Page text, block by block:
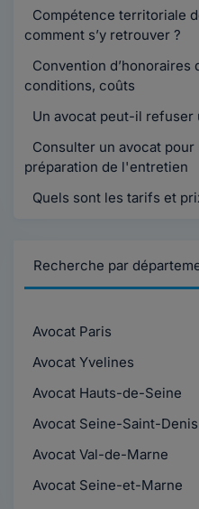
Compétence territoriale
comment s’y retrouver ?
Convention d’honoraires
conditions, coûts
Un avocat peut-il refuser
Consulter un avocat
préparation de l'entretien
Quels sont les tarifs et
Recherche par
Avocat Paris
Avocat Yvelines
Avocat Hauts-de-Seine
Avocat Seine-Saint-Denis
Avocat Val-de-Marne
Avocat Seine-et-Marne